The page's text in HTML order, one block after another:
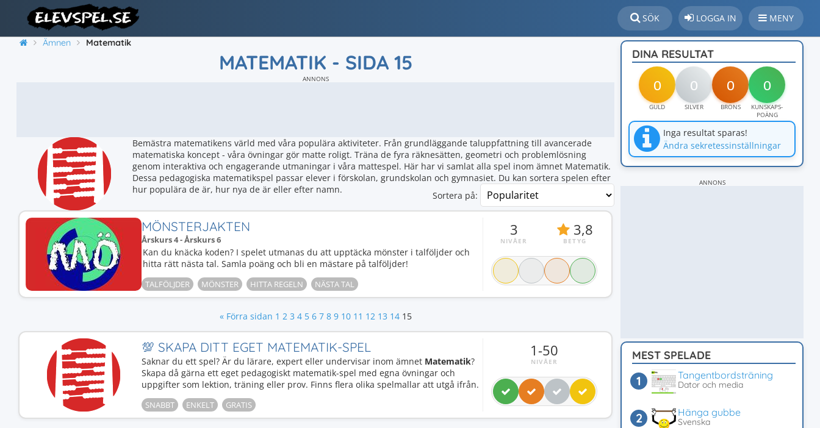
SÖK LOGGA IN MENY
Ämnen Matematik
MATEMATIK - SIDA 15
ANNONS
Bemästra matematikens värld med våra populära aktiviteter. Från grundläggande taluppfattning till avancerade
matematiska koncept - våra övningar gör matte roligt. Träna de fyra räknesätten, geometri och problemlösning
genom interaktiva och engagerande utmaningar i våra mattespel. Här har vi samlat alla spel inom ämnet Matematik.
Dessa pedagogiska matematikspel passar elever i förskolan, grundskolan och gymnasiet. Du kan sortera spelen efter
hur populära de är, hur nya de är eller efter namn.
Sortera på:
MÖNSTERJAKTEN
Årskurs 4 - Årskurs 6
Kan du knäcka koden? I spelet utmanas du att upptäcka mönster i talföljder och
hitta rätt nästa tal. Samla poäng och bli en mästare på talföljder!
TALFÖLJDER MÖNSTER HITTA REGELN NÄSTA TAL
3
NIVÅER
3,8
BETYG
« Förra sidan 1 2 3 4 5 6 7 8 9 10 11 12 13 14 15
💯 SKAPA DITT EGET MATEMATIK-SPEL
Saknar du ett spel? Är du lärare, expert eller undervisar inom ämnet Matematik?
Skapa då gärna ett eget pedagogiskt matematik-spel med egna övningar och
uppgifter som lektion, träning eller prov. Finns flera olika spelmallar att utgå ifrån.
SNABBT ENKELT GRATIS
1-50
NIVÅER
DINA RESULTAT
0 0 0 0
GULD SILVER BRONS
KUNSKAPS-
POÄNG
Inga resultat sparas!
Ändra sekretessinställningar
ANNONS
MEST SPELADE
Tangentbordsträning
Dator och media
Hänga gubbe
Svenska